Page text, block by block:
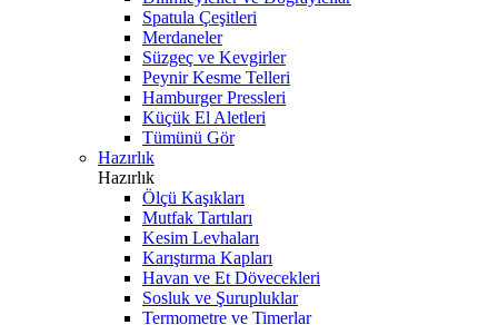
Spatula Çeşitleri
Merdaneler
Süzgeç ve Kevgirler
Peynir Kesme Telleri
Hamburger Pressleri
Küçük El Aletleri
Tümünü Gör
Hazırlık
Hazırlık
Ölçü Kaşıkları
Mutfak Tartıları
Kesim Levhaları
Karıştırma Kapları
Havan ve Et Dövecekleri
Sosluk ve Şurupluklar
Termometre ve Timerlar